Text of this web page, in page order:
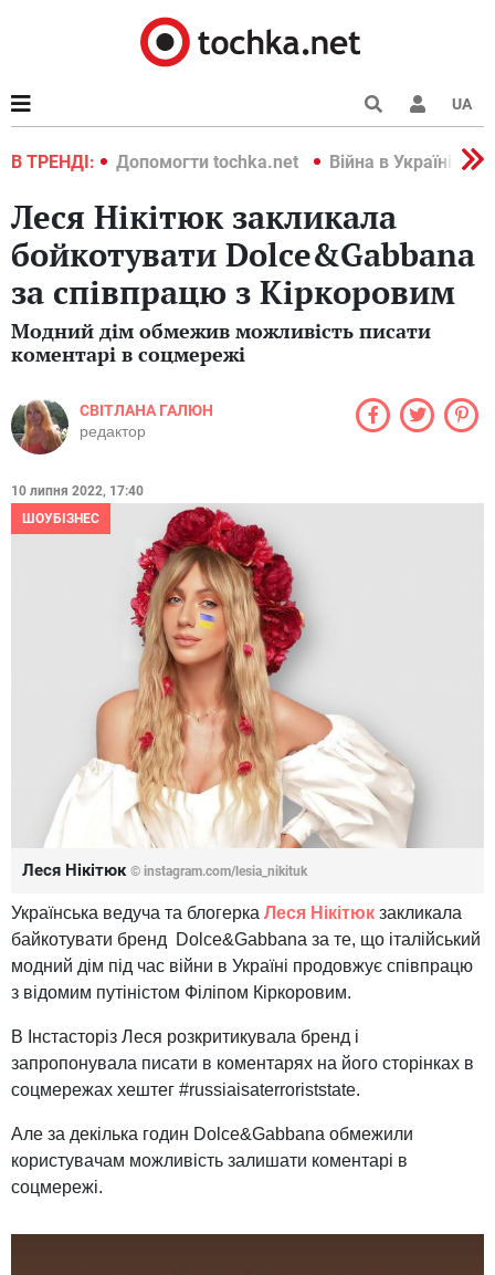
UA
В ТРЕНДІ:
2022 Допомогти tochka.net Війна в Україні 2022
Леся Нікітюк закликала
бойкотувати Dolce&Gabbana
за співпрацю з Кіркоровим
Модний дім обмежив можливість писати
коментарі в соцмережі
СВІТЛАНА ГАЛЮН
редактор
10 липня 2022, 17:40
ШОУБІЗНЕС
Леся Нікітюк © instagram.com/lesia_nikituk
Українська ведуча та блогерка Леся Нікітюк закликала
байкотувати бренд Dolce&Gabbana за те, що італійський
модний дім під час війни в Україні продовжує співпрацю
з відомим путіністом Філіпом Кіркоровим.
В Інстасторіз Леся розкритикувала бренд і
запропонувала писати в коментарях на його сторінках в
соцмережах хештег #russiaisaterroriststate.
Але за декілька годин Dolce&Gabbana обмежили
користувачам можливість залишати коментарі в
соцмережі.